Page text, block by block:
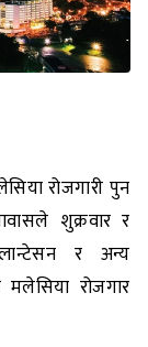
रोजगारी पुन
शुक्रवार र
र अन्य
रोजगार